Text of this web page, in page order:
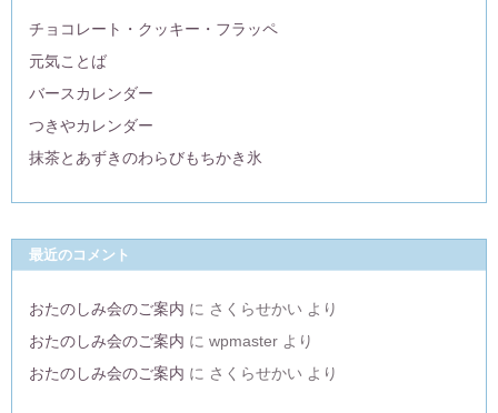
チョコレート・クッキー・フラッペ
元気ことば
バースカレンダー
つきやカレンダー
抹茶とあずきのわらびもちかき氷
最近のコメント
おたのしみ会のご案内 に さくらせかい より
おたのしみ会のご案内 に wpmaster より
おたのしみ会のご案内 に さくらせかい より